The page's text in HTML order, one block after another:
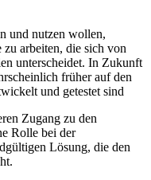
und nutzen wollen,
zu arbeiten, die sich von
unterscheidet. In Zukunft
früher auf den
und getestet sind
Zugang zu den
Rolle bei der
Lösung, die den